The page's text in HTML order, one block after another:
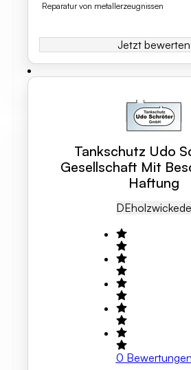
Reparatur von metallerzeugnissen
Jetzt bewerten
Tankschutz Udo
Gesellschaft Mit
Haftung
DEHolzwickede
0 Bewertungen